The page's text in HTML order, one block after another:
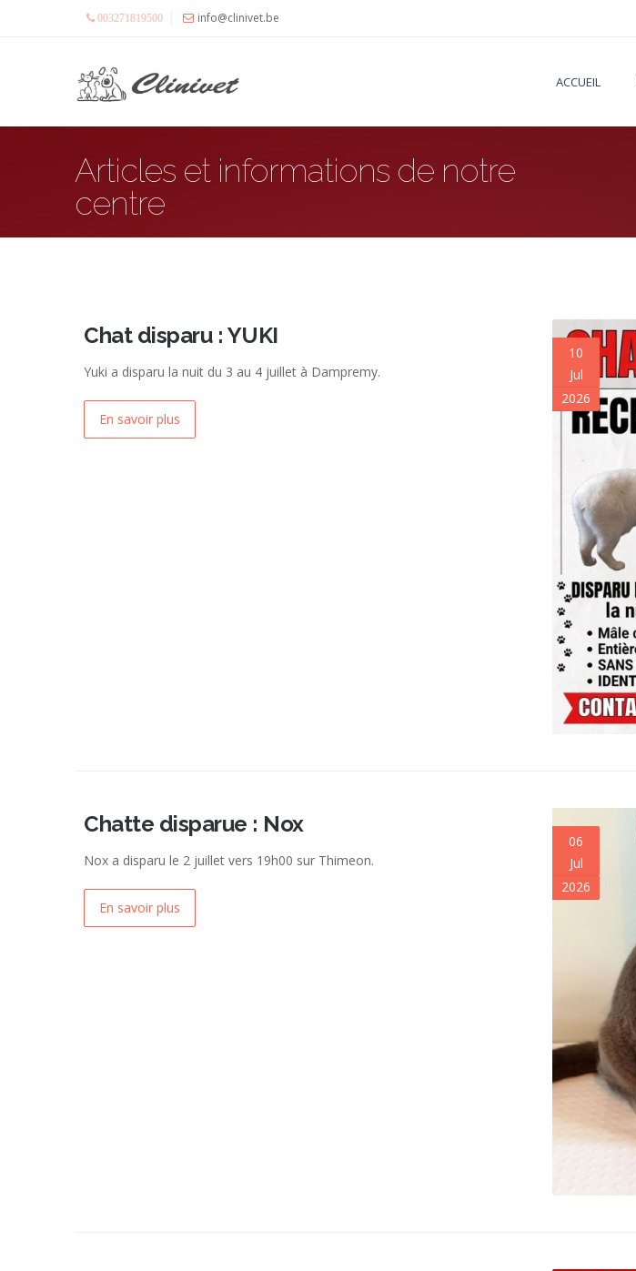
003271819500 info@clinivet.be
ACCUEIL
Articles et informations de notre
centre
Chat disparu : YUKI
Yuki a disparu la nuit du 3 au 4 juillet à Dampremy.
En savoir plus
10
Jul
2026
Chatte disparue : Nox
Nox a disparu le 2 juillet vers 19h00 sur Thimeon.
En savoir plus
06
Jul
2026